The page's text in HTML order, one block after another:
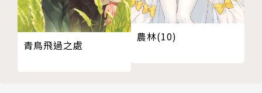
青鳥飛過之處
農林(10)